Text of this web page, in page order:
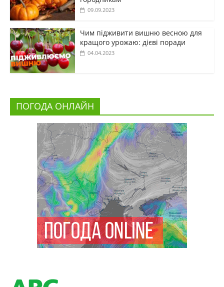
09.09.2023
Чим підживити вишню весною для
кращого урожаю: дієві поради
04.04.2023
ПОГОДА ОНЛАЙН